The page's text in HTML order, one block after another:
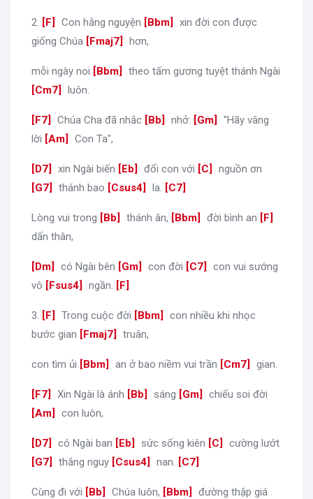
2. [F Con hằng nguyện [Bbm
xin đời con được
giống Chúa [Fmaj7 hơn,
mỗi ngày noi [Bbm
theo tấm gương tuyệt thánh Ngài
[Cm7 luôn.
[F7 Chúa Cha đã nhắc [Bb nhở: [Gm
"Hãy vâng
lời [Am Con Ta",
[D7 xin Ngài biến [Eb đổi con với [C nguồn ơn
G7
thánh bao [Csus4 la. [C7
Lòng vui trong [Bb thánh ân, [Bbm đời bình an [F
dấn thân,
[Dm có Ngài bên [Gm con đời [C7
con vui sướng
vô [Fsus4 ngần. [F
3. [F Trong cuộc đời [Bbm
con nhiều khi nhọc
bước gian [Fmaj7 truân,
con tìm ủi [Bbm an ở bao niềm vui trần [Cm7 gian.
[F7 Xin Ngài là ánh [Bb sáng [Gm chiếu soi đời
Am
con luôn,
[D7 có Ngài ban [Eb sức sống kiên [C
cường lướt
[G7 thắng nguy [Csus4 nan. [C7
Cùng đi với [Bb Chúa luôn, [Bbm
đường thập giá